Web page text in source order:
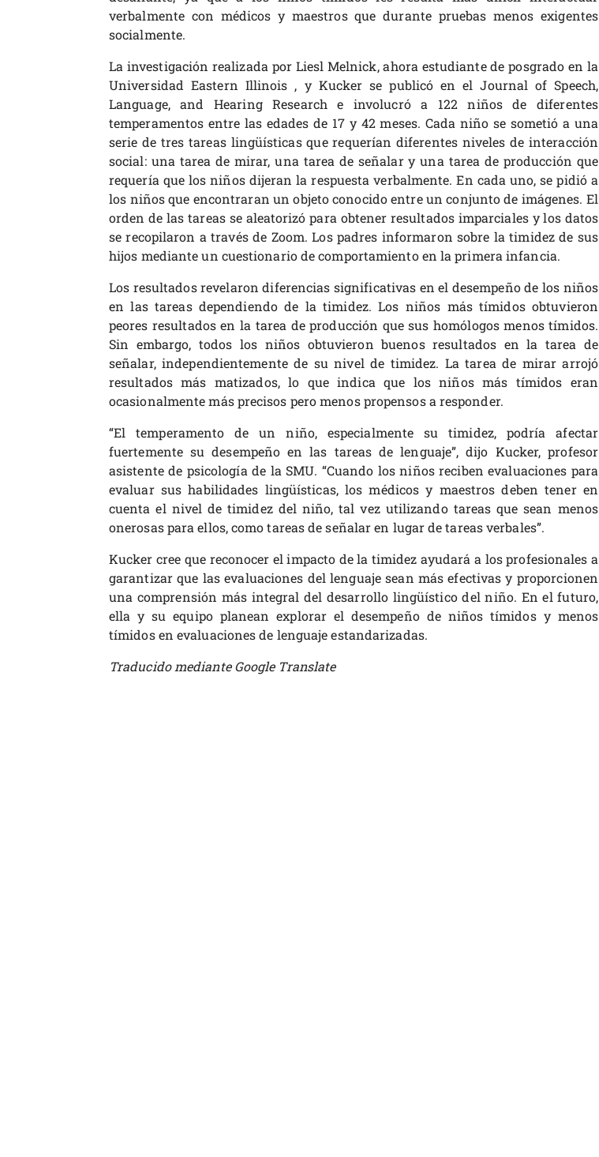
verbalmente con médicos y maestros que durante pruebas menos exigentes
socialmente.
La investigación realizada por Liesl Melnick, ahora estudiante de posgrado en la
Universidad Eastern Illinois , y Kucker se publicó en el Journal of Speech,
Language, and Hearing Research e involucró a 122 niños de diferentes
temperamentos entre las edades de 17 y 42 meses. Cada niño se sometió a una
serie de tres tareas lingüísticas que requerían diferentes niveles de interacción
social: una tarea de mirar, una tarea de señalar y una tarea de producción que
requería que los niños dijeran la respuesta verbalmente. En cada uno, se pidió a
los niños que encontraran un objeto conocido entre un conjunto de imágenes. El
orden de las tareas se aleatorizó para obtener resultados imparciales y los datos
se recopilaron a través de Zoom. Los padres informaron sobre la timidez de sus
hijos mediante un cuestionario de comportamiento en la primera infancia.
Los resultados revelaron diferencias significativas en el desempeño de los niños
en las tareas dependiendo de la timidez. Los niños más tímidos obtuvieron
peores resultados en la tarea de producción que sus homólogos menos tímidos.
Sin embargo, todos los niños obtuvieron buenos resultados en la tarea de
señalar, independientemente de su nivel de timidez. La tarea de mirar arrojó
resultados más matizados, lo que indica que los niños más tímidos eran
ocasionalmente más precisos pero menos propensos a responder.
“El temperamento de un niño, especialmente su timidez, podría afectar
fuertemente su desempeño en las tareas de lenguaje”, dijo Kucker, profesor
asistente de psicología de la SMU. “Cuando los niños reciben evaluaciones para
evaluar sus habilidades lingüísticas, los médicos y maestros deben tener en
cuenta el nivel de timidez del niño, tal vez utilizando tareas que sean menos
onerosas para ellos, como tareas de señalar en lugar de tareas verbales”.
Kucker cree que reconocer el impacto de la timidez ayudará a los profesionales a
garantizar que las evaluaciones del lenguaje sean más efectivas y proporcionen
una comprensión más integral del desarrollo lingüístico del niño. En el futuro,
ella y su equipo planean explorar el desempeño de niños tímidos y menos
tímidos en evaluaciones de lenguaje estandarizadas.
Traducido mediante Google Translate